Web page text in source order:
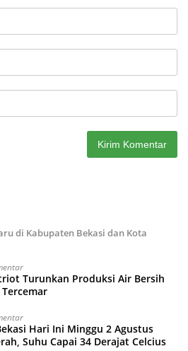
di Kabupaten Bekasi dan Kota
Turunkan Produksi Air Bersih
Hari Ini Minggu 2 Agustus
Suhu Capai 34 Derajat Celcius